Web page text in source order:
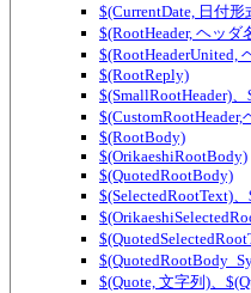
$(CurrentDate, 日付形
$(RootHeader, ヘッダ
$(RootHeaderUnited,
$(RootReply)
$(SmallRootHeader)
$(RootBody)
$(OrikaeshiRootBody)
$(QuotedRootBody)
$(SelectedRootText)
$(Quote, 文字列)、